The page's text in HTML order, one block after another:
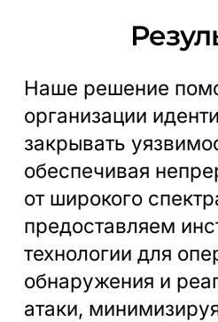
Наше решение
организации
закрывать
обеспечивая
от широкого
предоставляем
технологии для
обнаружения и
атаки,